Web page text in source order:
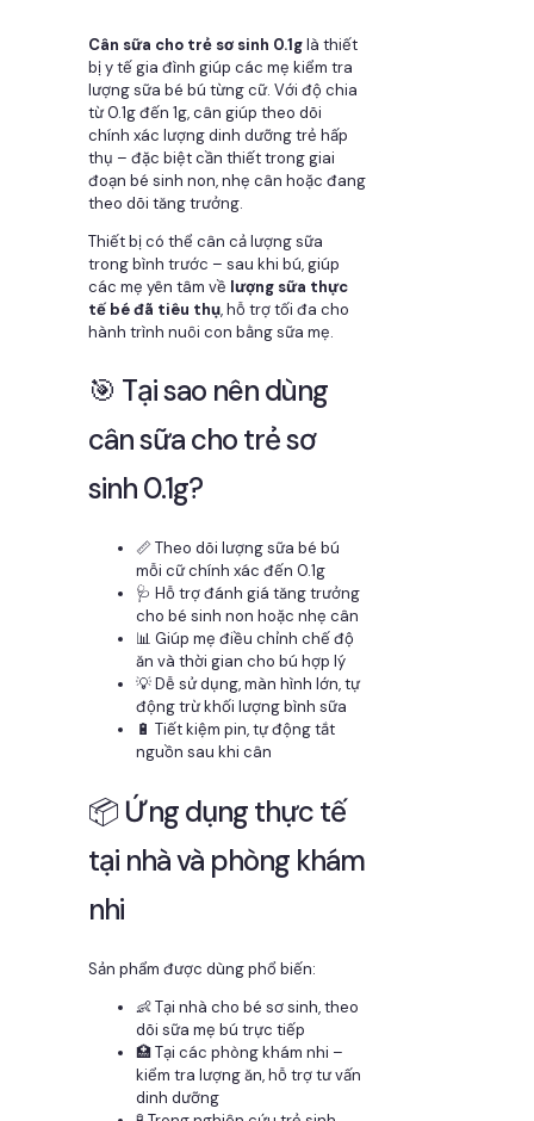
Cân sữa cho trẻ sơ sinh 0.1glà thiết
bị y tế gia đình giúp các mẹ kiểm tra
lượng sữa bé bú từng cữ. Với độ chia
từ 0.1g đến 1g, cân giúp theo dõi
chính xác lượng dinh dưỡng trẻ hấp
thụ – đặc biệt cần thiết trong giai
đoạn bé sinh non, nhẹ cân hoặc đang
theo dõi tăng trưởng.
Thiết bị có thể cân cả lượng sữa
trong bình trước – sau khi bú, giúp
các mẹ yên tâm về lượng sữa thực
tế bé đã tiêu thụ, hỗ trợ tối đa cho
hành trình nuôi con bằng sữa mẹ.
🎯 Tại sao nên dùng
cân sữa cho trẻ sơ
sinh 0.1g?
📏 Theo dõi lượng sữa bé bú
mỗi cữ chính xác đến 0.1g
🩺 Hỗ trợ đánh giá tăng trưởng
cho bé sinh non hoặc nhẹ cân
📊 Giúp mẹ điều chỉnh chế độ
ăn và thời gian cho bú hợp lý
💡 Dễ sử dụng, màn hình lớn, tự
động trừ khối lượng bình sữa
🔋 Tiết kiệm pin, tự động tắt
nguồn sau khi cân
📦 Ứng dụng thực tế
tại nhà và phòng khám
nhi
Sản phẩm được dùng phổ biến:
👶 Tại nhà cho bé sơ sinh, theo
dõi sữa mẹ bú trực tiếp
🏥 Tại các phòng khám nhi –
kiểm tra lượng ăn, hỗ trợ tư vấn
dinh dưỡng